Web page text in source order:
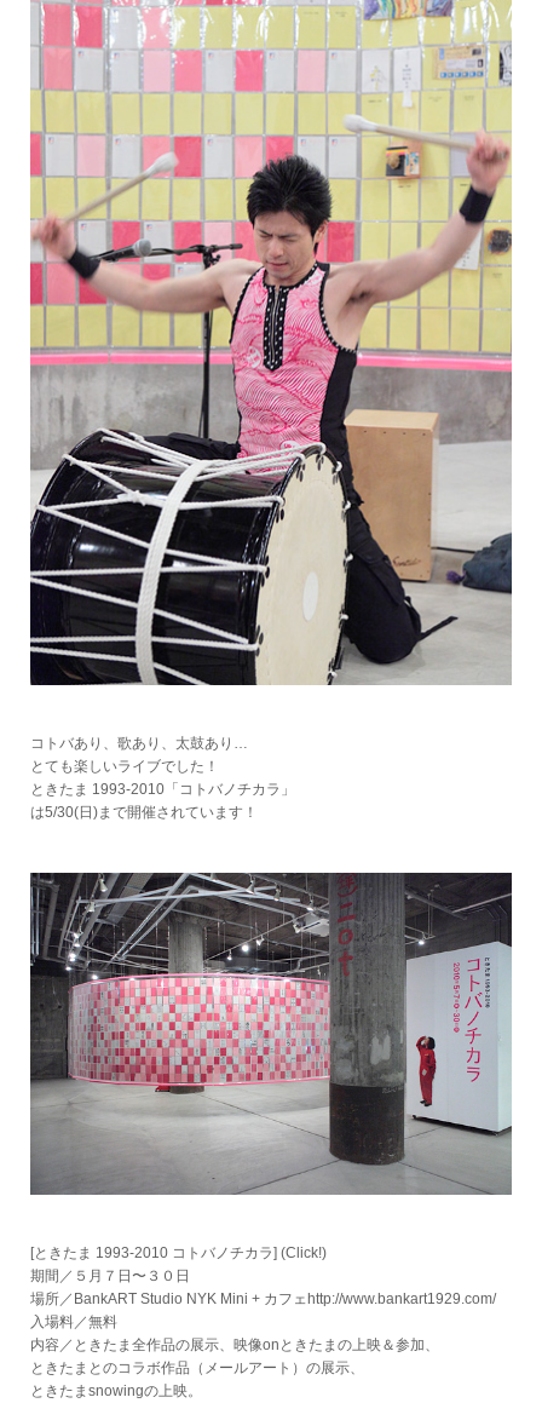
コトバあり、歌あり、太鼓あり…
とても楽しいライブでした！
ときたま 1993-2010「コトバノチカラ」
は5/30(日)まで開催されています！
[ときたま 1993-2010 コトバノチカラ] (Click!)
期間／５月７日〜３０日
場所／BankART Studio NYK Mini + カフェhttp://www.bankart1929.com/
入場料／無料
内容／ときたま全作品の展示、映像onときたまの上映＆参加、
ときたまとのコラボ作品（メールアート）の展示、
ときたまsnowingの上映。